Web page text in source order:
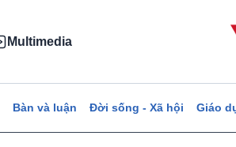
Multimedia
Bàn và luận Đời sống - Xã hội Giáo